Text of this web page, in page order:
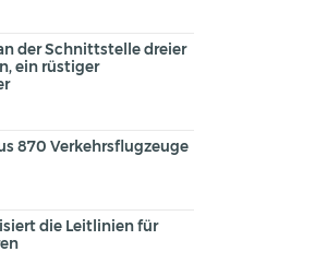
der Schnittstelle dreier
ein rüstiger
870 Verkehrsflugzeuge
die Leitlinien für